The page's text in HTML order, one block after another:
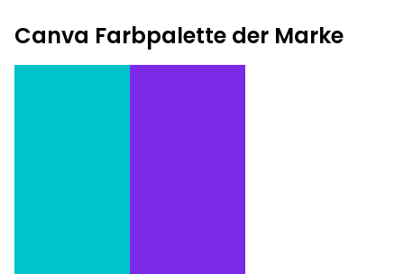
Canva Farbpalette der Marke